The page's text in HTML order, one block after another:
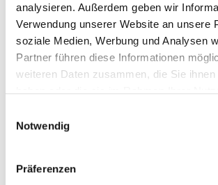
analysieren. Außerdem geben wir
Verwendung unserer Website an unsere
soziale Medien, Werbung und Analysen
Partner führen diese Informationen
weiteren Daten zusammen, die Sie
Notwendig
Präferenzen
Fazit:
Hier nun noch einmal die wichtigsten
Überblick:
Strukturen euer Verein hat, nach
ihr verfahrt
und wo ihr in der
gewünschtes Punktesystem